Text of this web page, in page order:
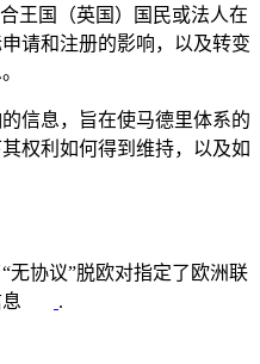
王国（英国）国民或法人在
请和注册的影响，以及转变
信息，旨在使马德里体系的
权利如何得到维持，以及如
无协议”脱欧对指定了欧洲联
.